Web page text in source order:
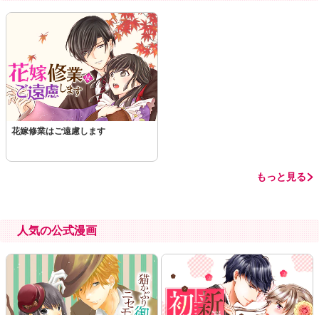
花嫁修業はご遠慮します
もっと見る
人気の公式漫画